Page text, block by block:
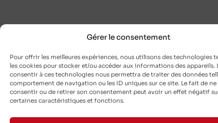
Gérer le consentement
Pour offrir les meilleures expériences, nous utilisons des technologies
les cookies pour stocker et/ou accéder aux informations des appareils.
consentir à ces technologies nous permettra de traiter des données
comportement de navigation ou les ID uniques sur ce site. Le fait de ne
consentir ou de retirer son consentement peut avoir un effet négatif
certaines caractéristiques et fonctions.